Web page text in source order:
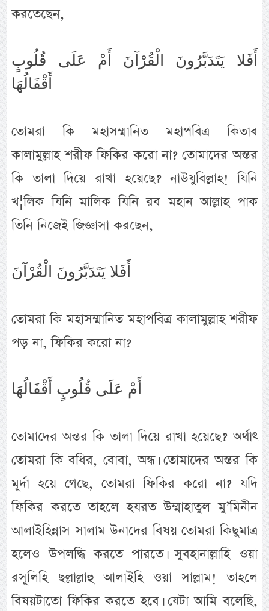
করতেছেন,
أَفَلا يَتَدَبَّرُونَ الْقُرْآنَ أَمْ عَلَى قُلُوبٍ
أَقْفَالُهَا
তোমরা কি মহাসম্মানিত মহাপবিত্র কিতাব
কালামুল্লাহ শরীফ ফিকির করো না? তোমাদের অন্তর
কি তালা দিয়ে রাখা হয়েছে? নাউযুবিল্লাহ! যিনি
খ¦লিক যিনি মালিক যিনি রব মহান আল্লাহ পাক
তিনি নিজেই জিজ্ঞাসা করছেন,
أَفَلا يَتَدَبَّرُونَ الْقُرْآنَ
তোমরা কি মহাসম্মানিত মহাপবিত্র কালামুল্লাহ শরীফ
পড় না, ফিকির করো না?
أَمْ عَلَى قُلُوبٍ أَقْفَالُهَا
তোমাদের অন্তর কি তালা দিয়ে রাখা হয়েছে? অর্থাৎ
তোমরা কি বধির, বোবা, অন্ধ। তোমাদের অন্তর কি
মূর্দা হয়ে গেছে, তোমরা ফিকির করো না? যদি
ফিকির করতে তাহলে হযরত উম্মাহাতুল মু’মিনীন
আলাইহিন্নাস সালাম উনাদের বিষয় তোমরা কিছুমাত্র
হলেও উপলদ্ধি করতে পারতে। সুবহানাল্লাহি ওয়া
রসূলিহি ছল্লাল্লাহু আলাইহি ওয়া সাল্লাম! তাহলে
বিষয়টাতো ফিকির করতে হবে। যেটা আমি বলেছি,